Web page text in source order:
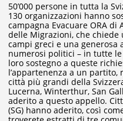
50’000 persone in tutta la
130 organizzazioni hanno
campagna Evacuare ORA
delle Migrazioni, che chiede
campi greci e una generosa
numerosi politici – in tutte
loro sostegno a queste
l’appartenenza a un partito,
città più grandi della
Lucerna, Winterthur, San
aderito a questo appello.
(SG) hanno aderito, così